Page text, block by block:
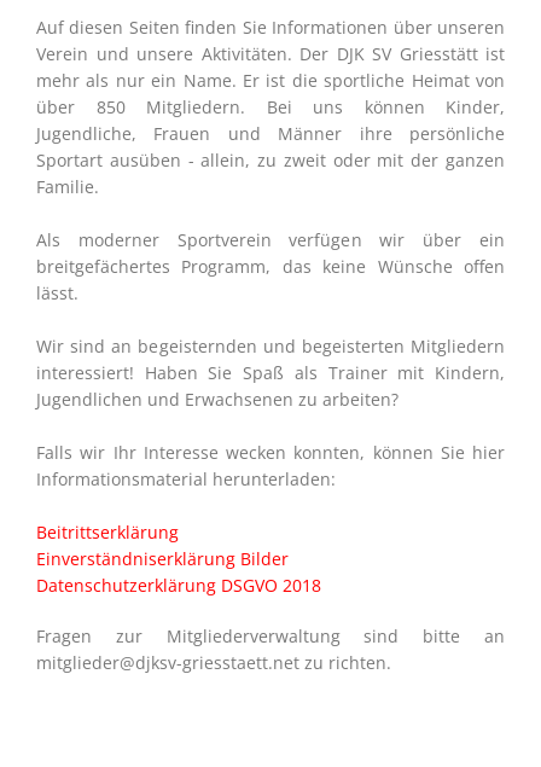
Auf diesen Seiten finden Sie Informationen über unseren
Verein und unsere Aktivitäten. Der DJK SV Griesstätt ist
mehr als nur ein Name. Er ist die sportliche Heimat von
über 850 Mitgliedern. Bei uns können Kinder,
Jugendliche, Frauen und Männer ihre persönliche
Sportart ausüben - allein, zu zweit oder mit der ganzen
Familie.
Als moderner Sportverein verfügen wir über ein
breitgefächertes Programm, das keine Wünsche offen
lässt.
Wir sind an begeisternden und begeisterten Mitgliedern
interessiert! Haben Sie Spaß als Trainer mit Kindern,
Jugendlichen und Erwachsenen zu arbeiten?
Falls wir Ihr Interesse wecken konnten, können Sie hier
Informationsmaterial herunterladen:
Beitrittserklärung
Einverständniserklärung Bilder
Datenschutzerklärung DSGVO 2018
Fragen zur Mitgliederverwaltung sind bitte an
mitglieder@djksv-griesstaett.net zu richten.